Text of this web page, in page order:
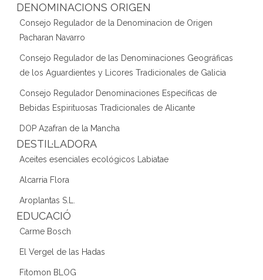
DENOMINACIONS ORIGEN
Consejo Regulador de la Denominacion de Origen
Pacharan Navarro
Consejo Regulador de las Denominaciones Geográficas
de los Aguardientes y Licores Tradicionales de Galicia
Consejo Regulador Denominaciones Específicas de
Bebidas Espirituosas Tradicionales de Alicante
DOP Azafran de la Mancha
DESTIL·LADORA
Aceites esenciales ecológicos Labiatae
Alcarria Flora
Aroplantas S.L.
EDUCACIÓ
Carme Bosch
El Vergel de las Hadas
Fitomon BLOG